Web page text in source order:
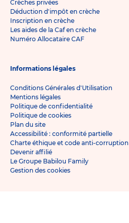
Crèches privées
Déduction d'impôt en crèche
Inscription en crèche
Les aides de la Caf en crèche
Numéro Allocataire CAF
Informations légales
Conditions Générales d'Utilisation
Mentions légales
Politique de confidentialité
Politique de cookies
Plan du site
Accessibilité : conformité partielle
Charte éthique et code anti-corruption
Devenir affilié
Le Groupe Babilou Family
Gestion des cookies